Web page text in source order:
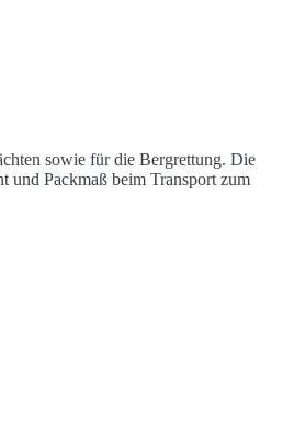
sowie für die Bergrettung. Die
und Packmaß beim Transport zum